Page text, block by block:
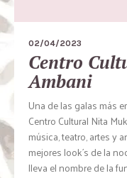
02/04/2023
Centro
Ambani
Una de las galas más
Centro Cultural Nita
música, teatro, artes y
mejores look´s de la
lleva el nombre de la